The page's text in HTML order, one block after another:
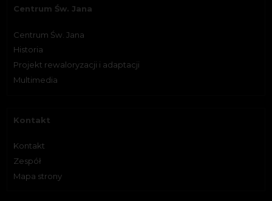
Centrum Św. Jana
Centrum Św. Jana
Historia
Projekt rewaloryzacji i adaptacji
Multimedia
Kontakt
Kontakt
Zespół
Mapa strony